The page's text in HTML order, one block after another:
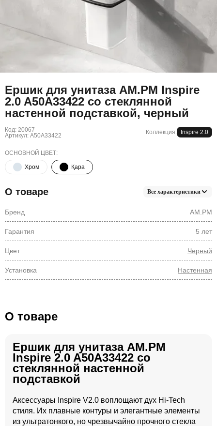
Ершик для унитаза AM.PM Inspire
2.0 A50A33422 со стеклянной
настенной подставкой, черный
Код: 20067
Артикул: A50A33422
Коллекция: Inspire 2.0
ОСНОВНОЙ ЦВЕТ:
Хром Қара
О товаре Все характеристики
Бренд AM.PM
Гарантия 5 лет
Цвет Черный
Установка Настенная
О товаре
Ершик для унитаза AM.PM
Inspire 2.0 A50A33422 со
стеклянной настенной
подставкой
Аксессуары Inspire V2.0 воплощают дух Hi-Tech
стиля. Их плавные контуры и элегантные элементы
из ультратонкого, но чрезвычайно прочного стекла